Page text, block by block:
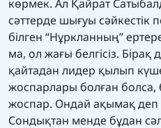
көрмек. Ал Қайрат
сәттерде шығуы сәйкестік
білген “Нұркланның”
ма, ол жағы белгісіз.
қайтадан лидер қылып
жоспарлары болған
жоспар. Ондай ақымақ
Сондықтан менде бұдан